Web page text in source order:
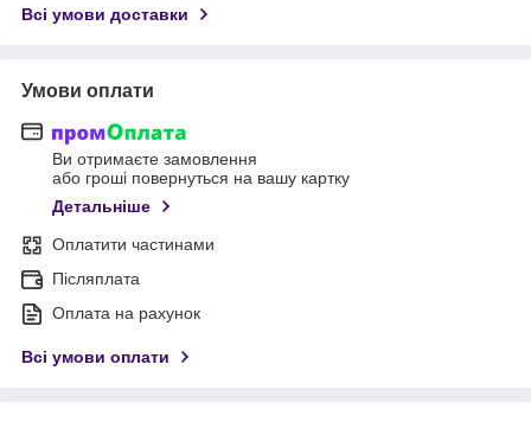
Всі умови доставки
Умови оплати
Ви отримаєте замовлення
або гроші повернуться на вашу картку
Детальніше
Оплатити частинами
Післяплата
Оплата на рахунок
Всі умови оплати